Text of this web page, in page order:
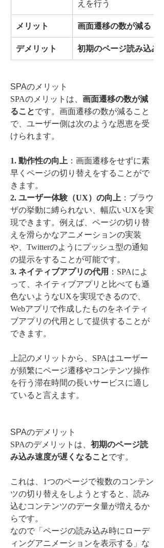
えを行う
メリット 画面遷移の数が減る
デメリット 初期のページ読み込み
SPAのメリット
SPAのメリットは、 画面遷移の数が減
ることです。画面遷移の数が減ること
で、ユーザー側は次のような恩恵を受
けられます。
1. 動作性の向上 ：画面遷移をせずに素
早くページの切り替えをすることがで
きます。
2. ユーザー体験（UX）の向上 ：ブラウ
ザの挙動に縛られない、幅広いUXを実
現できます。例えば、ページの切り替
えを滑らかなアニメーションの実装
や、Twitterのようにプッシュ型の通知
の提示をすることが可能です。
3. ネイティブアプリの代用 ：SPAによ
って、ネイティブアプリと比べても遜
色ないようなUXを実現できるので、
Webアプリで作成したものをネイティ
ブアプリの代用として提供することが
できます。
上記のメリットから、SPAはユーザー
が頻繁にページ遷移やコンテンツ操作
を行う滞在時間の長いサービスに適し
ていると言えます。
SPAのデメリット
SPAのデメリットは、 初期のページ読
み込み速度が遅くなることです。
これは、1つのページで複数のコンテン
ツの切り替えをしようとすると、読み
込むコンテンツのデータ量が増えるか
らです。
なので「ページの読み込み時にローデ
ィングアニメーションを表示する」な